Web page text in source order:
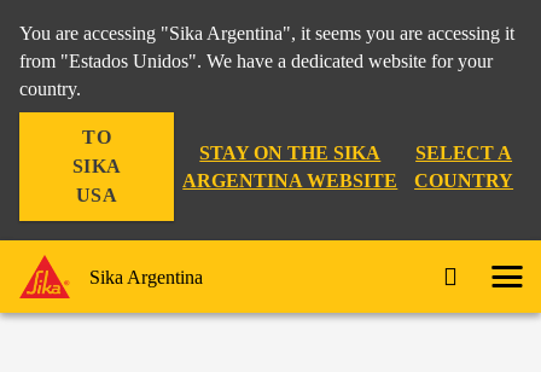
You are accessing "Sika Argentina", it seems you are accessing it
from "Estados Unidos". We have a dedicated website for your
country.
TO
SIKA
USA
STAY ON THE SIKA
ARGENTINA WEBSITE
SELECT A
COUNTRY
Sika Argentina